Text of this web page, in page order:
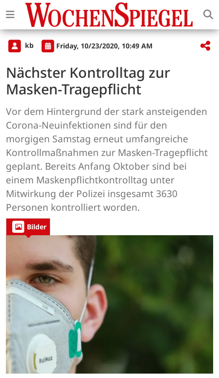
kb Friday, 10/23/2020, 10:49 AM
Nächster Kontrolltag zur
Masken-Tragepflicht
Vor dem Hintergrund der stark ansteigenden
Corona-Neuinfektionen sind für den
morgigen Samstag erneut umfangreiche
Kontrollmaßnahmen zur Masken-Tragepflicht
geplant. Bereits Anfang Oktober sind bei
einem Maskenpflichtkontrolltag unter
Mitwirkung der Polizei insgesamt 3630
Personen kontrolliert worden.
Bilder